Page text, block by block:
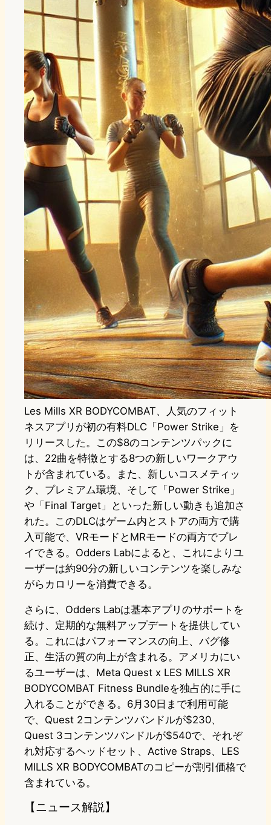
Les Mills XR BODYCOMBAT、人気のフィット
ネスアプリが初の有料DLC「Power Strike」を
リリースした。この$8のコンテンツパックに
は、22曲を特徴とする8つの新しいワークアウ
トが含まれている。また、新しいコスメティッ
ク、プレミアム環境、そして「Power Strike」
や「Final Target」といった新しい動きも追加さ
れた。このDLCはゲーム内とストアの両方で購
入可能で、VRモードとMRモードの両方でプレ
イできる。Odders Labによると、これによりユ
ーザーは約90分の新しいコンテンツを楽しみな
がらカロリーを消費できる。
さらに、Odders Labは基本アプリのサポートを
続け、定期的な無料アップデートを提供してい
る。これにはパフォーマンスの向上、バグ修
正、生活の質の向上が含まれる。アメリカにい
るユーザーは、Meta Quest x LES MILLS XR
BODYCOMBAT Fitness Bundleを独占的に手に
入れることができる。6月30日まで利用可能
で、Quest 2コンテンツバンドルが$230、
Quest 3コンテンツバンドルが$540で、それぞ
れ対応するヘッドセット、Active Straps、LES
MILLS XR BODYCOMBATのコピーが割引価格で
含まれている。
【ニュース解説】